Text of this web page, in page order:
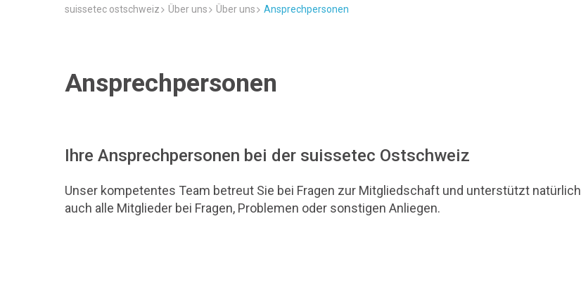
suissetec ostschweiz Über uns Über uns Ansprechpersonen
Ansprechpersonen
Ihre Ansprechpersonen bei der suissetec Ostschweiz
Unser kompetentes Team betreut Sie bei Fragen zur Mitgliedschaft und unterstützt natürlich
auch alle Mitglieder bei Fragen, Problemen oder sonstigen Anliegen.